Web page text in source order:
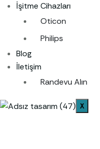
İşitme Cihazları
Oticon
Philips
Blog
İletişim
Randevu Alın
X